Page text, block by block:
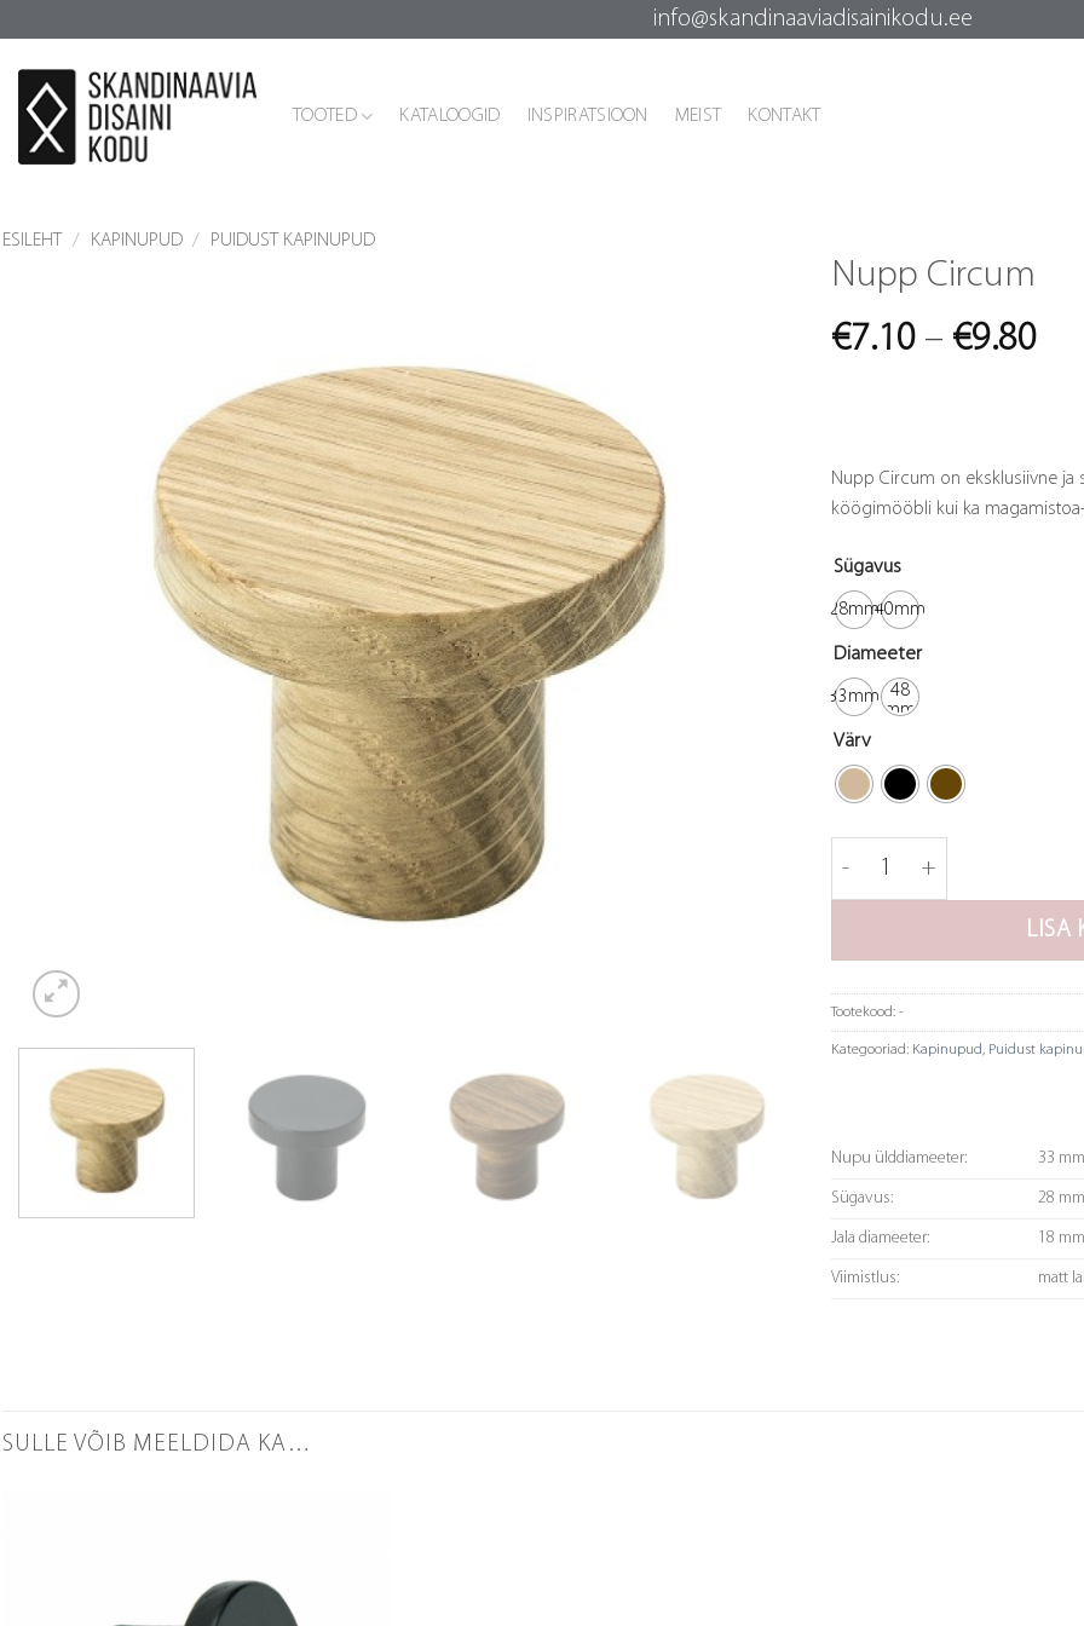
to
content
info@skandinaaviadisainikodu.ee
TOOTED KATALOOGID INSPIRATSIOON MEIST KONTAKT
ESILEHT / KAPINUPUD / PUIDUST KAPINUPUD
Nupp Circum
€7.10 – €9.80
Nupp Circum on eksklusiivne
köögimööbli kui ka
Sügavus
28mm40mm
Diameeter
33mm
48
mm
Värv
Nupp Circum kogus
LISA
Tootekood: -
Kategooriad: Kapinupud, Puidust
Nupu ülddiameeter: 33
Sügavus: 28
Jala diameeter: 18
Viimistlus: matt
SULLE VÕIB MEELDIDA KA…